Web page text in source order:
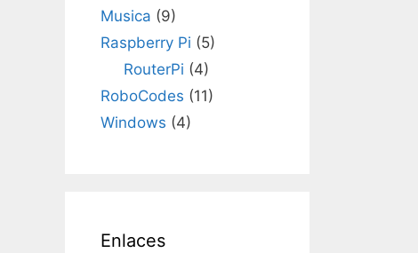
Musica (9)
Raspberry Pi (5)
RouterPi (4)
RoboCodes (11)
Windows (4)
Enlaces